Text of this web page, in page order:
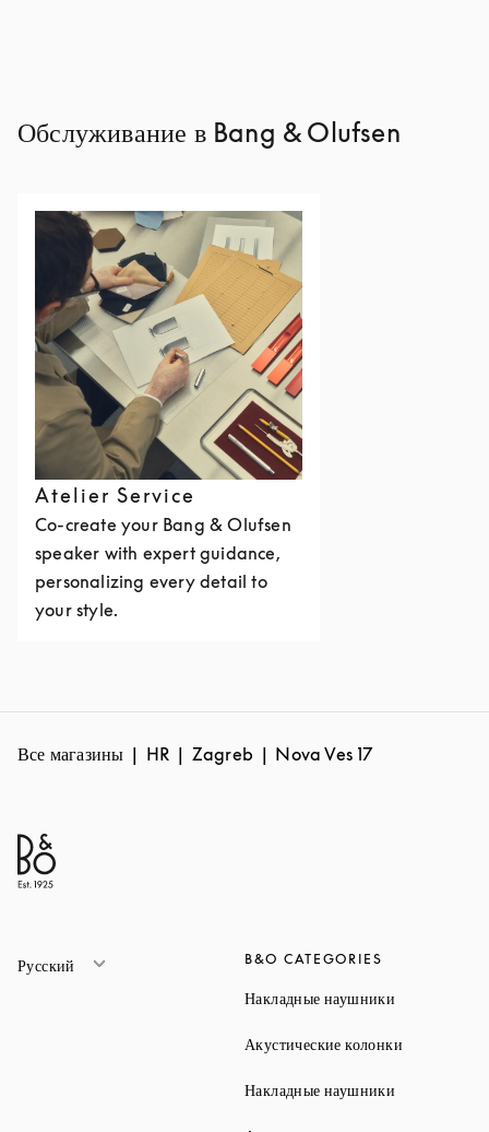
Обслуживание в Bang & Olufsen
Atelier Service
Co-create your Bang & Olufsen
speaker with expert guidance,
personalizing every detail to
your style.
Все магазины HR Zagreb Nova Ves 17
Русский B&O CATEGORIES
Накладные наушники
Акустические колонки
Накладные наушники